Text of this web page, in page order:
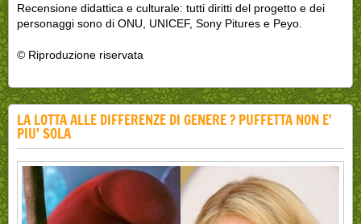
Recensione didattica e culturale: tutti diritti del progetto e dei
personaggi sono di ONU, UNICEF, Sony Pitures e Peyo.
© Riproduzione riservata
LA LOTTA ALLE DIFFERENZE DI GENERE ? PUFFETTA NON E'
PIU' SOLA